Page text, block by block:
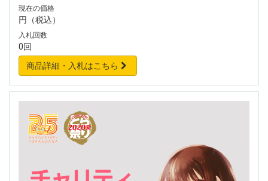
現在の価格
円（税込）
入札回数
0回
商品詳細・入札はこちら